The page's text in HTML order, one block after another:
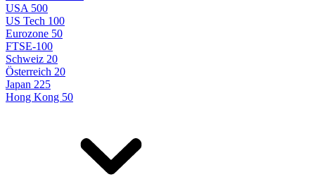
USA 500
US Tech 100
Eurozone 50
FTSE-100
Schweiz 20
Österreich 20
Japan 225
Hong Kong 50